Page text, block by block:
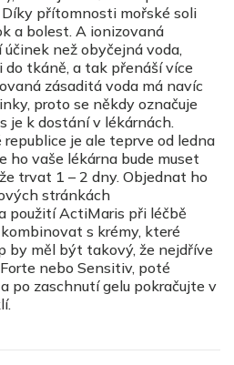
Díky přítomnosti mořské soli
a bolest. A ionizovaná
než obyčejná voda,
do tkáně, a tak přenáší více
zásaditá voda má navíc
proto se někdy označuje
je k dostání v lékárnách.
je ale teprve od ledna
ho vaše lékárna bude muset
trvat 1 – 2 dny. Objednat ho
stránkách
použití ActiMaris při léčbě
s krémy, které
by měl být takový, že nejdříve
nebo Sensitiv, poté
po zaschnutí gelu pokračujte v